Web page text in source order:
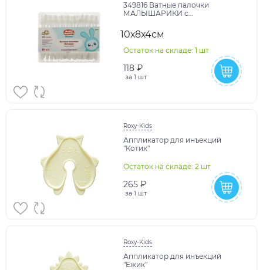
349816 Ватные палочки
МАЛЫШАРИКИ с
пласт.кор. Заботливая мама в
кор.34шт
10х8х4см
Остаток на складе: 1 шт
118 ₽
за 1 шт
Roxy-Kids
Аппликатор для инъекций
"Котик"
Остаток на складе: 2 шт
265 ₽
за 1 шт
Roxy-Kids
Аппликатор для инъекций
"Ежик"